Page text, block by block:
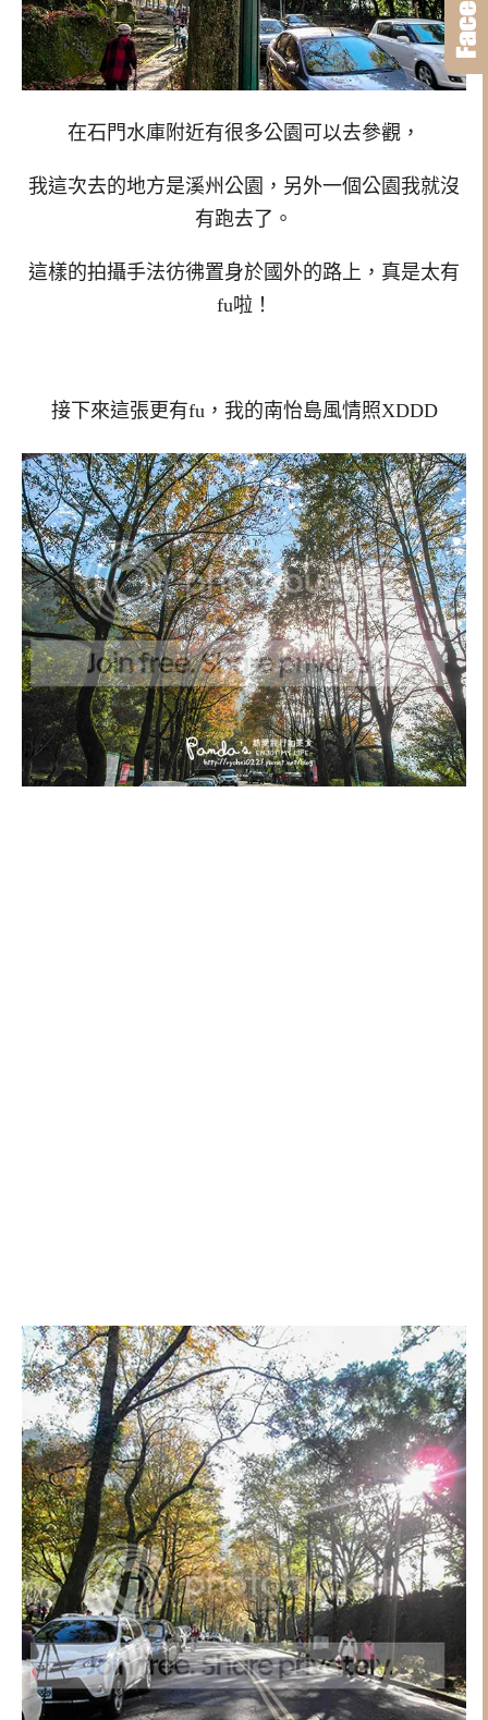
在石門水庫附近有很多公園可以去參觀，
我這次去的地方是溪州公園，另外一個公園我就沒
有跑去了。
這樣的拍攝手法彷彿置身於國外的路上，真是太有
fu啦！
接下來這張更有fu，我的南怡島風情照XDDD